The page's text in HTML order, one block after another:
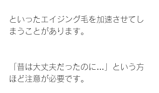
といったエイジング毛を加速させてし
まうことがあります。
「昔は大丈夫だったのに…」という方
ほど注意が必要です。